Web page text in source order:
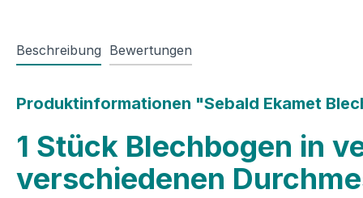
Beschreibung Bewertungen
Produktinformationen "Sebald Ekamet
1 Stück Blechbogen in
verschiedenen